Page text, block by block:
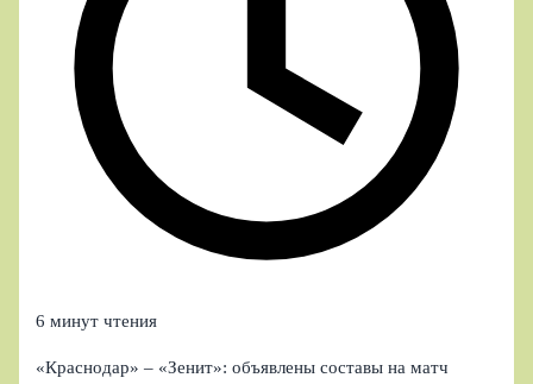
6 минут чтения
«Краснодар» – «Зенит»: объявлены составы на матч